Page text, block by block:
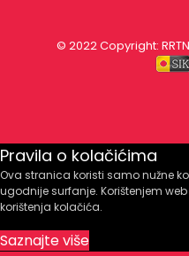
© 2022 Copyright: RRTN
Pravila o kolačićima
Ova stranica koristi samo nužne
ugodnije surfanje. Korištenjem
korištenja kolačića.
Saznajte više